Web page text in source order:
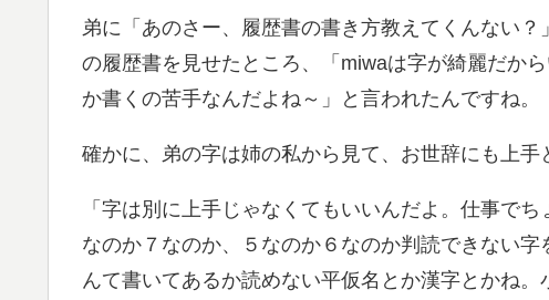
弟に「あのさー、履歴書の書き方教えてくんない
の履歴書を見せたところ、「miwaは字が綺麗だか
か書くの苦手なんだよね～」と言われたんですね。
確かに、弟の字は姉の私から見て、お世辞にも上
「字は別に上手じゃなくてもいいんだよ。仕事で
なのか７なのか、５なのか６なのか判読できない
んて書いてあるか読めない平仮名とか漢字とかね